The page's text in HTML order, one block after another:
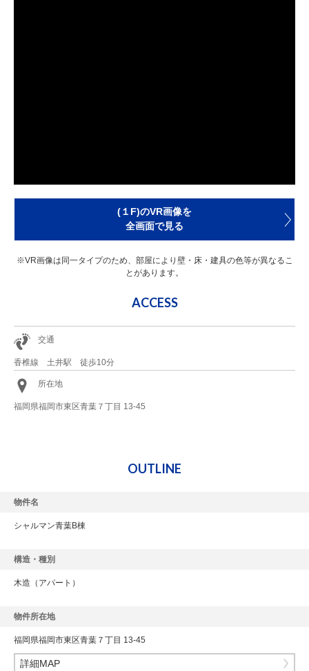
(１F)のVR画像を
全画面で見る
※VR画像は同一タイプのため、部屋により壁・床・建具の色等が異なるこ
とがあります。
ACCESS
交通
香椎線 土井駅 徒歩10分
所在地
福岡県福岡市東区青葉７丁目 13-45
OUTLINE
物件名
シャルマン青葉B棟
構造・種別
木造 （アパート）
物件所在地
福岡県福岡市東区青葉７丁目 13-45
詳細MAP